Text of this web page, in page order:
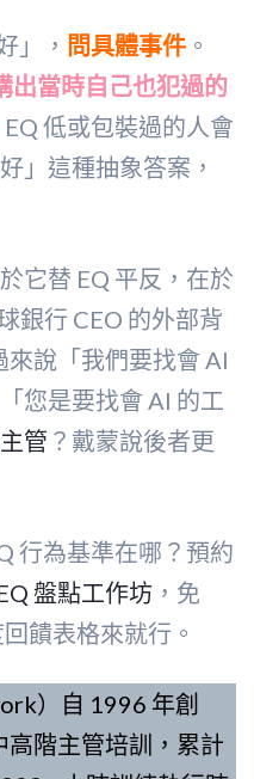
」， 問具體事件 。
出當時自己也犯過的
EQ 低或包裝過的人會
」這種抽象答案，
它替 EQ 平反，在於
銀行 CEO 的外部背
說「我們要找會 AI
您是要找會 AI 的工
管 ？戴蒙說後者更
行為基準在哪？預約
盤點工作坊 ，免
饋表格來就行。
）自 1996 年創
高階主管培訓，累計